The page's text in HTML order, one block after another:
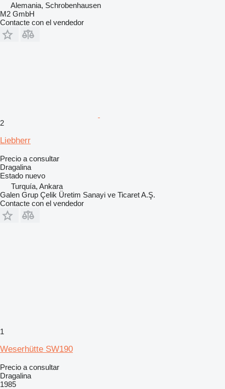
Alemania, Schrobenhausen
M2 GmbH
Contacte con el vendedor
2
Liebherr
Precio a consultar
Dragalina
Estado nuevo
Turquía, Ankara
Galen Grup Çelik Üretim Sanayi ve Ticaret A.Ş.
Contacte con el vendedor
1
Weserhütte SW190
Precio a consultar
Dragalina
1985